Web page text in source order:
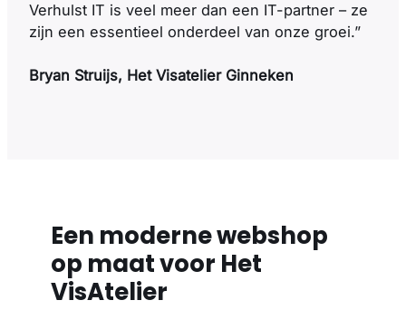
Verhulst IT is veel meer dan een IT-partner – ze
zijn een essentieel onderdeel van onze groei.”
Bryan Struijs, Het Visatelier Ginneken
Een moderne webshop
op maat voor Het
VisAtelier